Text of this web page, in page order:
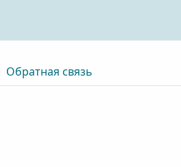
Обратная связь